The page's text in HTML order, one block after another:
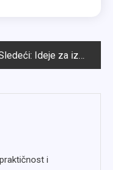
Ideje za izlazak – gde otići sa kolegama, prijatelima ili porodicom
i